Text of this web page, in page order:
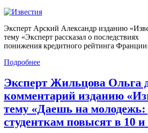
Эксперт Арский Александр изданию
тему «Эксперт рассказал о последствиях
понижения кредитного рейтинга
Подробнее
Эксперт Жильцова Ольга
комментарий изданию
тему «Даешь на молодежь:
студенткам повысят в 10 и